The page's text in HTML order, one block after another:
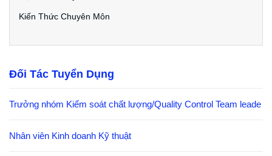
Kiến Thức Chuyên Môn
Đối Tác Tuyển Dụng
Trưởng nhóm Kiểm soát chất lượng/Quality Control Team leade
Nhân viên Kinh doanh Kỹ thuật